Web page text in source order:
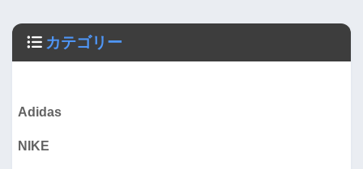
カテゴリー
Adidas
NIKE